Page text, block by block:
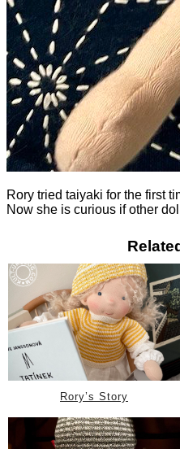
Rory tried taiyaki for the first
Now she is curious if other
Rory’s Story